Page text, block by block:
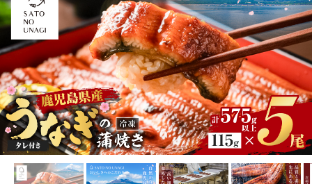
TOP 加工食品 惣菜・レトルト 鹿児島県産うなぎ蒲焼